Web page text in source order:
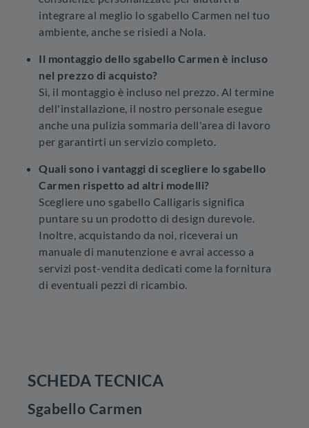
integrare al meglio lo sgabello Carmen nel tuo
ambiente, anche se risiedi a Nola.
Il montaggio dello sgabello Carmen è incluso
nel prezzo di acquisto?
Sì, il montaggio è incluso nel prezzo. Al termine
dell'installazione, il nostro personale esegue
anche una pulizia sommaria dell'area di lavoro
per garantirti un servizio completo.
Quali sono i vantaggi di scegliere lo sgabello
Carmen rispetto ad altri modelli?
Scegliere uno sgabello Calligaris significa
puntare su un prodotto di design durevole.
Inoltre, acquistando da noi, riceverai un
manuale di manutenzione e avrai accesso a
servizi post-vendita dedicati come la fornitura
di eventuali pezzi di ricambio.
SCHEDA TECNICA
Sgabello Carmen